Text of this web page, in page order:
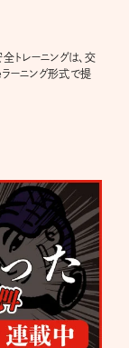
全トレーニングは、交
ーニング形式で提